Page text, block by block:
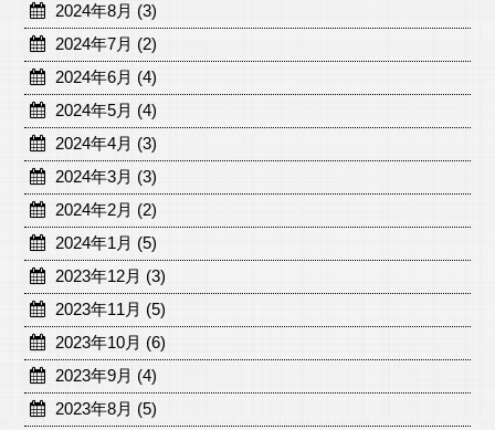
2024年8月 (3)
2024年7月 (2)
2024年6月 (4)
2024年5月 (4)
2024年4月 (3)
2024年3月 (3)
2024年2月 (2)
2024年1月 (5)
2023年12月 (3)
2023年11月 (5)
2023年10月 (6)
2023年9月 (4)
2023年8月 (5)